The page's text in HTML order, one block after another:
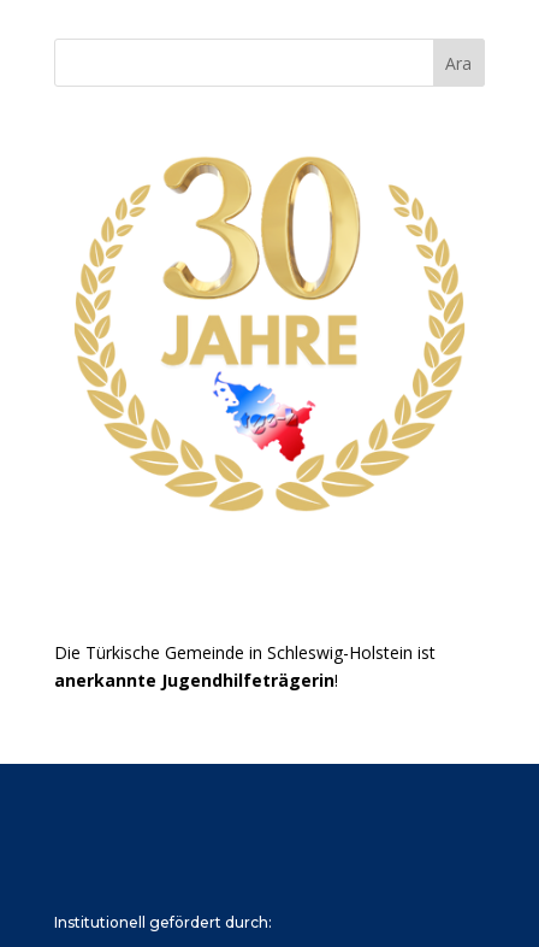
Ara
Die Türkische Gemeinde in Schleswig-Holstein ist
anerkannte Jugendhilfeträgerin!
Institutionell gefördert durch: